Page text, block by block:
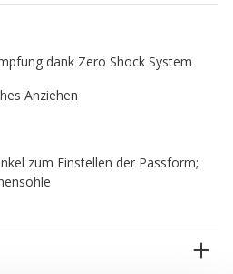
dank Zero Shock System
Anziehen
zum Einstellen der Passform;